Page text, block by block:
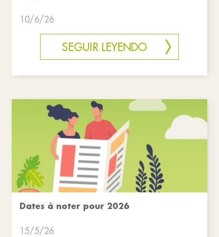
10/6/26
SEGUIR LEYENDO
Dates à noter pour 2026
15/5/26